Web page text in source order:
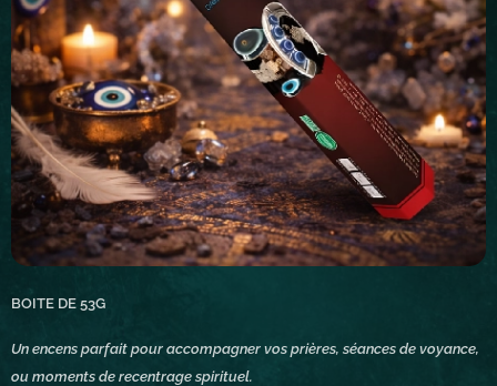
BOITE DE 53G
Un encens parfait pour accompagner vos prières, séances de voyance,
ou moments de recentrage spirituel.